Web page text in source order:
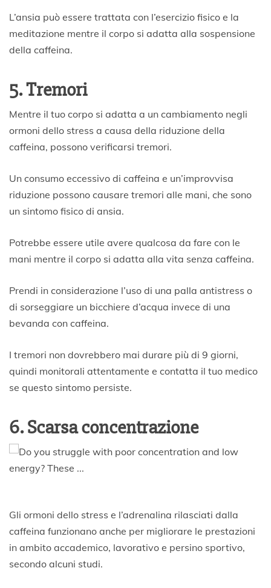
L’ansia può essere trattata con l’esercizio fisico e la
meditazione mentre il corpo si adatta alla sospensione
della caffeina.
5. Tremori
Mentre il tuo corpo si adatta a un cambiamento negli
ormoni dello stress a causa della riduzione della
caffeina, possono verificarsi tremori.
Un consumo eccessivo di caffeina e un’improvvisa
riduzione possono causare tremori alle mani, che sono
un sintomo fisico di ansia.
Potrebbe essere utile avere qualcosa da fare con le
mani mentre il corpo si adatta alla vita senza caffeina.
Prendi in considerazione l’uso di una palla antistress o
di sorseggiare un bicchiere d’acqua invece di una
bevanda con caffeina.
I tremori non dovrebbero mai durare più di 9 giorni,
quindi monitorali attentamente e contatta il tuo medico
se questo sintomo persiste.
6. Scarsa concentrazione
Gli ormoni dello stress e l’adrenalina rilasciati dalla
caffeina funzionano anche per migliorare le prestazioni
in ambito accademico, lavorativo e persino sportivo,
secondo alcuni studi.